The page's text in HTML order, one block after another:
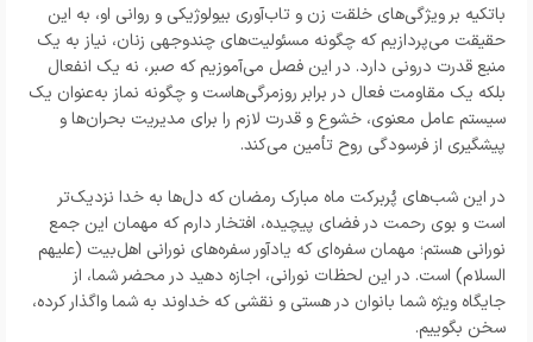
باتکیه بر ویژگی‌های خلقت زن و تاب‌آوری بیولوژیکی و روانی او، به این
حقیقت می‌پردازیم که چگونه مسئولیت‌های چندوجهی زنان، نیاز به یک
منبع قدرت درونی دارد. در این فصل می‌آموزیم که صبر، نه یک انفعال
بلکه یک مقاومت فعال در برابر روزمرگی‌هاست و چگونه نماز به‌عنوان یک
سیستم عامل معنوی، خشوع و قدرت لازم را برای مدیریت بحران‌ها و
پیشگیری از فرسودگی روح تأمین می‌کند.
در این شب‌های پُربرکت ماه مبارک رمضان که دل‌ها به خدا نزدیک‌تر
است و بوی رحمت در فضای پیچیده، افتخار دارم که مهمان این جمع
نورانی هستم؛ مهمان سفره‌ای که یادآور سفره‌های نورانی اهل‌بیت (علیهم
السلام) است. در این لحظات نورانی، اجازه دهید در محضر شما، از
جایگاه ویژه شما بانوان در هستی و نقشی که خداوند به شما واگذار کرده،
سخن بگوییم.